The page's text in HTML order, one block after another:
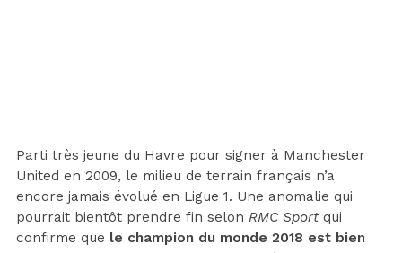
Parti très jeune du Havre pour signer à Manchester
United en 2009, le milieu de terrain français n’a
encore jamais évolué en Ligue 1. Une anomalie qui
pourrait bientôt prendre fin selon RMC Sportqui
confirme que le champion du monde 2018 est bien